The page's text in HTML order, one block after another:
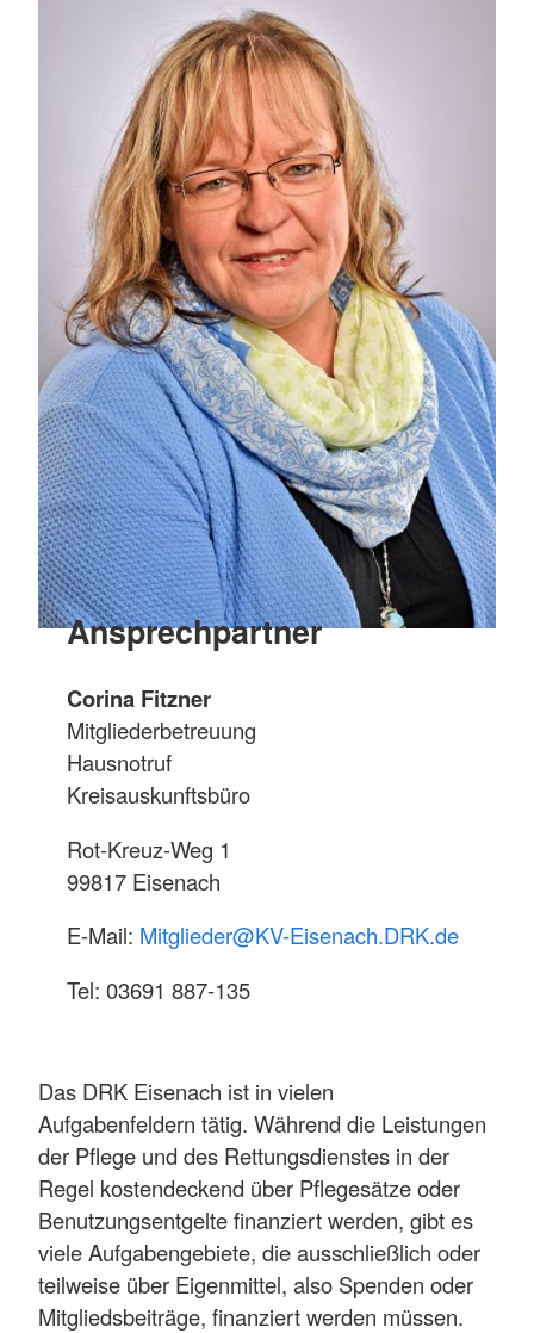
Ansprechpartner
Corina Fitzner
Mitgliederbetreuung
Hausnotruf
Kreisauskunftsbüro
Rot-Kreuz-Weg 1
99817 Eisenach
E-Mail: Mitglieder@KV-Eisenach.DRK.de
Tel: 03691 887-135
Das DRK Eisenach ist in vielen
Aufgabenfeldern tätig. Während die Leistungen
der Pflege und des Rettungsdienstes in der
Regel kostendeckend über Pflegesätze oder
Benutzungsentgelte finanziert werden, gibt es
viele Aufgabengebiete, die ausschließlich oder
teilweise über Eigenmittel, also Spenden oder
Mitgliedsbeiträge, finanziert werden müssen.